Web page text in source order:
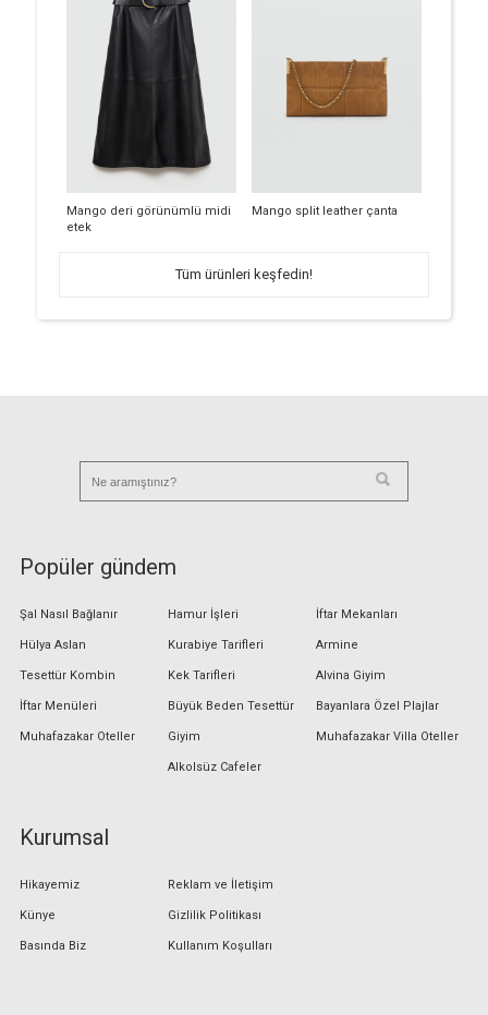
Mango deri görünümlü midi
etek
Mango split leather çanta
Tüm ürünleri keşfedin!
Popüler gündem
Şal Nasıl Bağlanır
Hülya Aslan
Tesettür Kombin
İftar Menüleri
Muhafazakar Oteller
Hamur İşleri
Kurabiye Tarifleri
Kek Tarifleri
Büyük Beden Tesettür
Giyim
Alkolsüz Cafeler
İftar Mekanları
Armine
Alvina Giyim
Bayanlara Özel Plajlar
Muhafazakar Villa Oteller
Kurumsal
Hikayemiz
Künye
Basında Biz
Reklam ve İletişim
Gizlilik Politikası
Kullanım Koşulları